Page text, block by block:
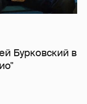
Бурковский в